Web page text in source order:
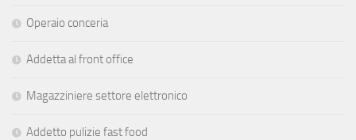
Operaio conceria
Addetta al front office
Magazziniere settore elettronico
Addetto pulizie fast food